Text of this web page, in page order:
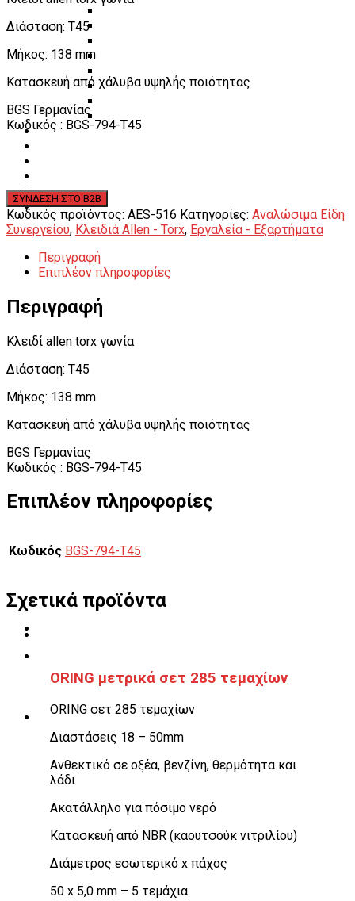
Εργαλεία χειρός συνεργείου
ΚΑΤΑΛΟΓΟΣ
B2B
ΕΝ
Διάσταση: T45
Μήκος: 138 mm
Κατασκευή από χάλυβα υψηλής ποιότητας
BGS Γερμανίας
Κωδικός : BGS-794-T45
Κωδικός προϊόντος: AES-516 Κατηγορίες: Αναλώσιμα Είδη
Συνεργείου, Κλειδιά Allen - Torx, Εργαλεία - Εξαρτήματα
Περιγραφή
Επιπλέον πληροφορίες
Περιγραφή
Κλειδί allen torx γωνία
Διάσταση: T45
Μήκος: 138 mm
Κατασκευή από χάλυβα υψηλής ποιότητας
BGS Γερμανίας
Κωδικός : BGS-794-T45
Επιπλέον πληροφορίες
Κωδικός BGS-794-T45
Σχετικά προϊόντα
ORING μετρικά σετ 285 τεμαχίων
ORING σετ 285 τεμαχίων
Διαστάσεις 18 – 50mm
Ανθεκτικό σε οξέα, βενζίνη, θερμότητα και
λάδι
Ακατάλληλο για πόσιμο νερό
Κατασκευή από NBR (καουτσούκ νιτριλίου)
Διάμετρος εσωτερικό x πάχος
50 x 5,0 mm – 5 τεμάχια